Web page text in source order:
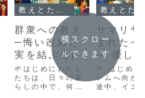
群衆への教え
─悔い改めと
実を結ぶ心|ル
カの福音書12
章54-13章9
節
🌱はじめにわたし
たちは、日々の暮
らしの中で、何を
サマリヤ
まれたイ
— 優し
ばれた道
カ
🌱 はじめに
レムへ向か
途中、イエ
横スクロー
ルできます